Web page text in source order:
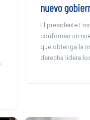
nuevo
El presidente
conformar un
que obtenga la
derecha lidera